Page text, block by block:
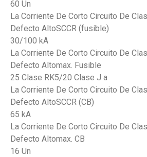
60 Un
La Corriente De Corto Circuito De
Defecto AltoSCCR (fusible)
30/100 kA
La Corriente De Corto Circuito De
Defecto Altomax. Fusible
25 Clase RK5/20 Clase J a
La Corriente De Corto Circuito De
Defecto AltoSCCR (CB)
65 kA
La Corriente De Corto Circuito De
Defecto Altomax. CB
16 Un